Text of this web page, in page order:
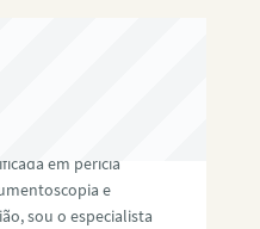
em perícia
e
sou o especialista